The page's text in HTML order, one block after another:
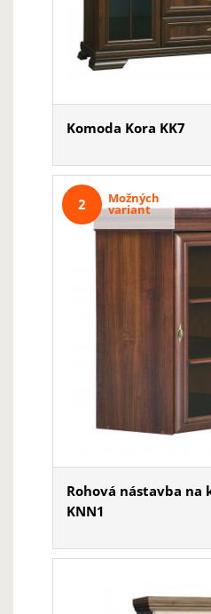
Komoda Kora KK7
Možných
variant
2
Rohová nástavba na
KNN1